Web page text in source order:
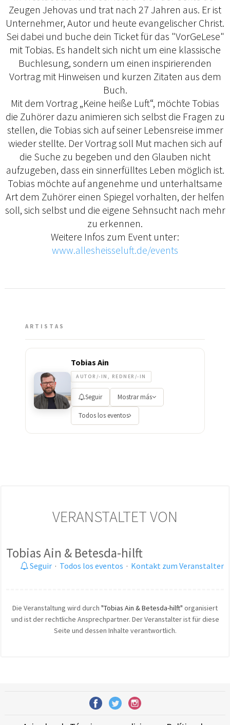
Zeugen Jehovas und trat nach 27 Jahren aus. Er ist
Unternehmer, Autor und heute evangelischer Christ.
Sei dabei und buche dein Ticket für das "VorGeLese"
mit Tobias. Es handelt sich nicht um eine klassische
Buchlesung, sondern um einen inspirierenden
Vortrag mit Hinweisen und kurzen Zitaten aus dem
Buch.
Mit dem Vortrag „Keine heiße Luft“, möchte Tobias
die Zuhörer dazu animieren sich selbst die Fragen zu
stellen, die Tobias sich auf seiner Lebensreise immer
wieder stellte. Der Vortrag soll Mut machen sich auf
die Suche zu begeben und den Glauben nicht
aufzugeben, dass ein sinnerfülltes Leben möglich ist.
Tobias möchte auf angenehme und unterhaltsame
Art dem Zuhörer einen Spiegel vorhalten, der helfen
soll, sich selbst und die eigene Sehnsucht nach mehr
zu erkennen.
Weitere Infos zum Event unter:
www.allesheisseluft.de/events
ARTISTAS
Tobias Ain
AUTOR/-IN, REDNER/-IN
Seguir Mostrar más
Todos los eventos
VERANSTALTET VON
Tobias Ain & Betesda-hilft
Seguir · Todos los eventos · Kontakt zum Veranstalter
Die Veranstaltung wird durch "Tobias Ain & Betesda-hilft" organisiert
und ist der rechtliche Ansprechpartner. Der Veranstalter ist für diese
Seite und dessen Inhalte verantwortlich.